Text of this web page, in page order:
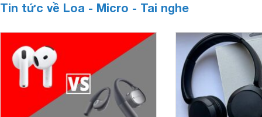
Tin tức về Loa - Micro - Tai nghe